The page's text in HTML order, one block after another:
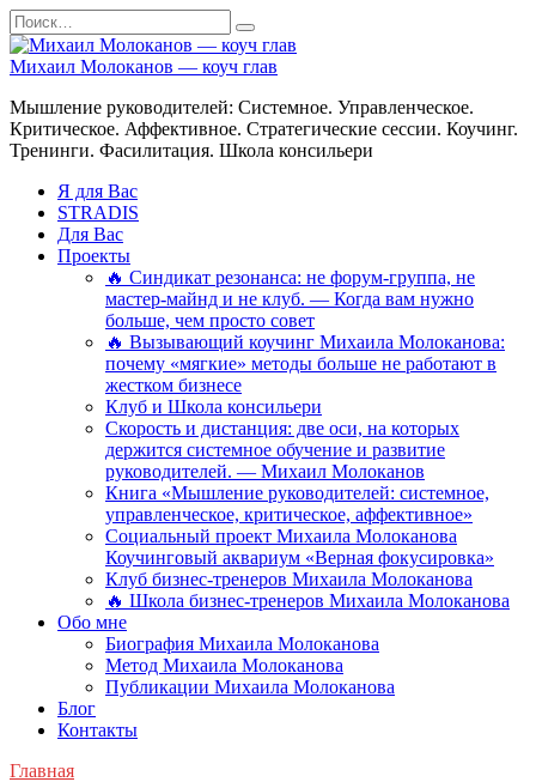
Перейти
к
содержанию
Search
for:
Михаил Молоканов — коуч глав
Мышление руководителей: Системное. Управленческое.
Критическое. Аффективное. Стратегические сессии. Коучинг.
Тренинги. Фасилитация. Школа консильери
Я для Вас
STRADIS
Для Вас
Проекты
🔥 Синдикат резонанса: не форум-группа, не
мастер-майнд и не клуб. — Когда вам нужно
больше, чем просто совет
🔥 Вызывающий коучинг Михаила Молоканова:
почему «мягкие» методы больше не работают в
жестком бизнесе
Клуб и Школа консильери
Скорость и дистанция: две оси, на которых
держится системное обучение и развитие
руководителей. — Михаил Молоканов
Книга «Мышление руководителей: системное,
управленческое, критическое, аффективное»
Социальный проект Михаила Молоканова
Коучинговый аквариум «Верная фокусировка»
Клуб бизнес-тренеров Михаила Молоканова
🔥 Школа бизнес-тренеров Михаила Молоканова
Обо мне
Биография Михаила Молоканова
Метод Михаила Молоканова
Публикации Михаила Молоканова
Блог
Контакты
Главная